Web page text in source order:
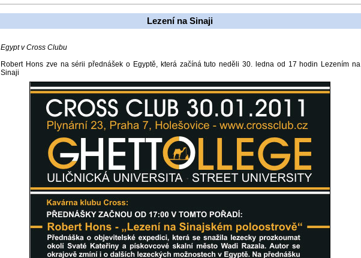
Lezení na Sinaji
Egypt v Cross Clubu
Robert Hons zve na sérii přednášek o Egyptě, která začíná tuto neděli 30. ledna od 17 hodin Lezením na
Sinaji